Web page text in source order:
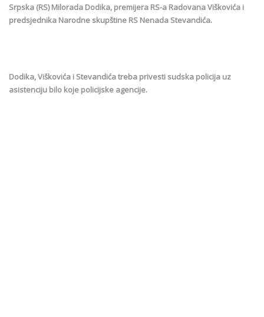
Srpska (RS) Milorada Dodika, premijera RS-a Radovana Viškovića i
predsjednika Narodne skupštine RS Nenada Stevandića.
Dodika, Viškovića i Stevandića treba privesti sudska policija uz
asistenciju bilo koje policijske agencije.